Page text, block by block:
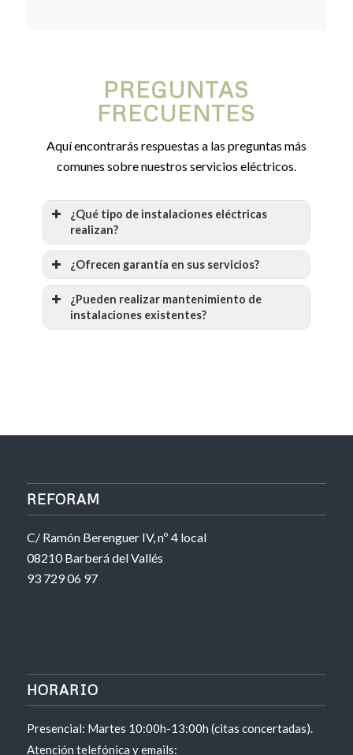
PREGUNTAS
FRECUENTES
Aquí encontrarás respuestas a las preguntas más
comunes sobre nuestros servicios eléctricos.
¿Qué tipo de instalaciones eléctricas
realizan?
¿Ofrecen garantía en sus servicios?
¿Pueden realizar mantenimiento de
instalaciones existentes?
REFORAM
C/ Ramón Berenguer IV, nº 4 local
08210 Barberá del Vallés
93 729 06 97
HORARIO
Presencial: Martes 10:00h-13:00h (citas concertadas).
Atención telefónica y emails: